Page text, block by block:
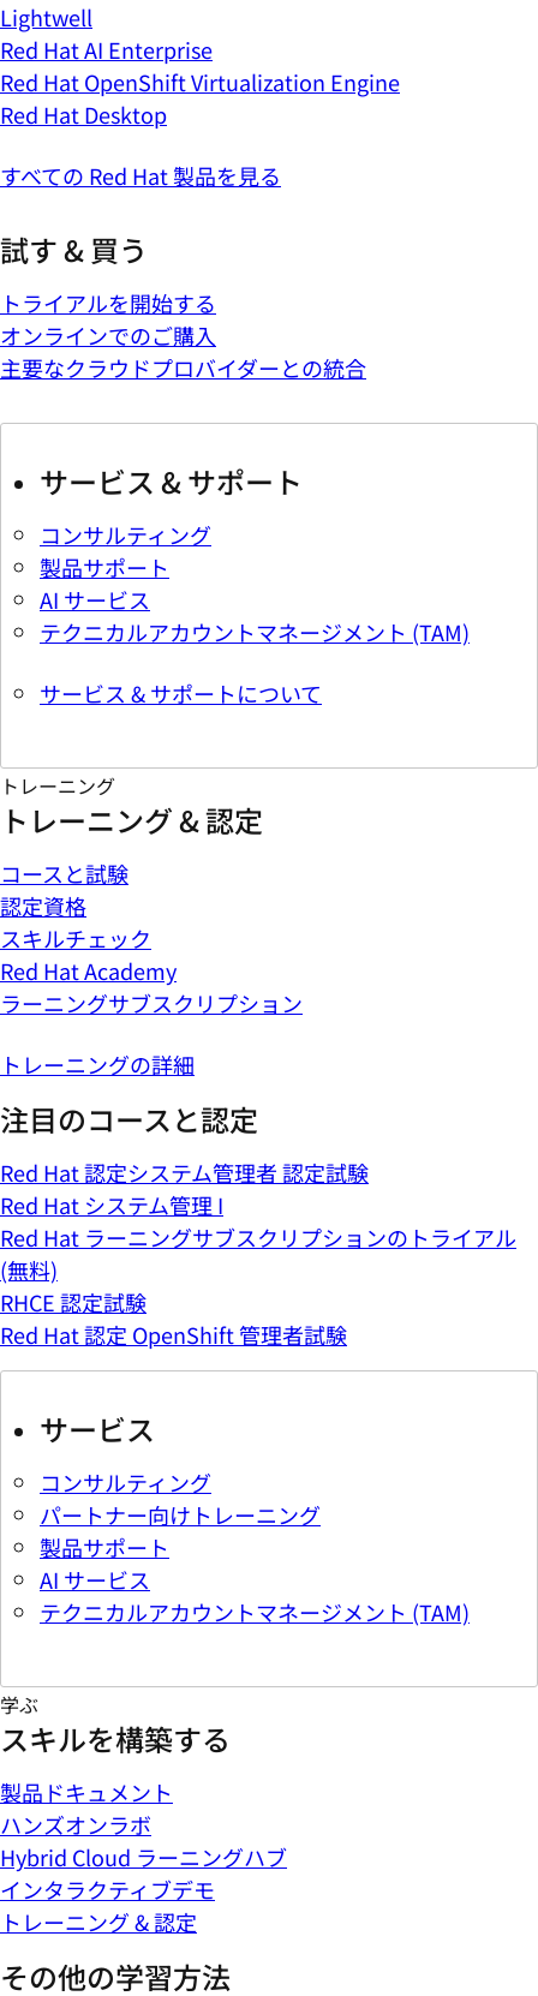
Lightwell
Red Hat AI Enterprise
Red Hat OpenShift Virtualization Engine
Red Hat Desktop
すべての Red Hat 製品を見る
試す & 買う
トライアルを開始する
オンラインでのご購入
主要なクラウドプロバイダーとの統合
サービス & サポート
コンサルティング
製品サポート
AI サービス
テクニカルアカウントマネージメント (TAM)
サービス & サポートについて
トレーニング
トレーニング & 認定
コースと試験
認定資格
スキルチェック
Red Hat Academy
ラーニングサブスクリプション
トレーニングの詳細
注目のコースと認定
Red Hat 認定システム管理者 認定試験
Red Hat システム管理 I
Red Hat ラーニングサブスクリプションのトライアル
(無料)
RHCE 認定試験
Red Hat 認定 OpenShift 管理者試験
サービス
コンサルティング
パートナー向けトレーニング
製品サポート
AI サービス
テクニカルアカウントマネージメント (TAM)
学ぶ
スキルを構築する
製品ドキュメント
ハンズオンラボ
Hybrid Cloud ラーニングハブ
インタラクティブデモ
トレーニング & 認定
その他の学習方法